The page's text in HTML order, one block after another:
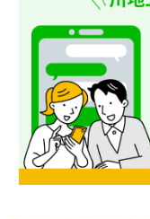
夏季休業のお
2025/04/24
ゴールデンウ
2025/01/18
イベントのお